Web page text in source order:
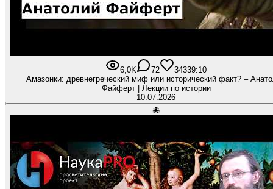
6,0K 72 34339:10
Амазонки: древнегреческий миф или исторический факт? –
Файферт | Лекции по истории
10.07.2026
🐙